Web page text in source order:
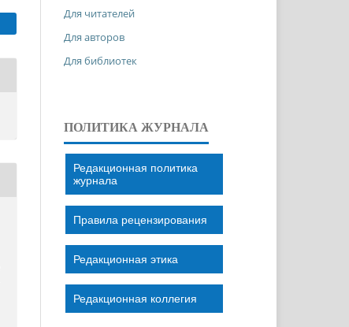
Для читателей
Для авторов
Для библиотек
ПОЛИТИКА ЖУРНАЛА
Редакционная политика
журнала
Правила рецензирования
Редакционная этика
Редакционная коллегия